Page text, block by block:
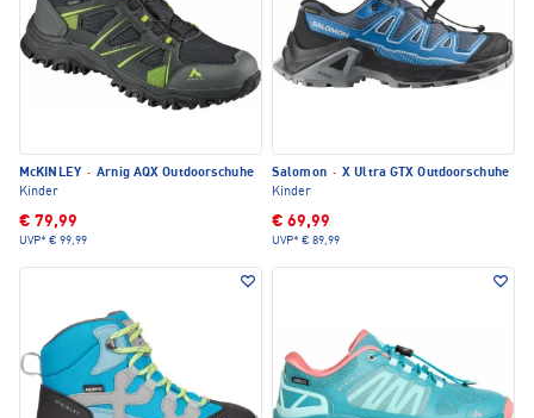
McKINLEY · Arnig AQX Outdoorschuhe
Kinder
€ 79,99
UVP* € 99,99
Salomon · X Ultra GTX Outdoorschuhe
Kinder
€ 69,99
UVP* € 89,99